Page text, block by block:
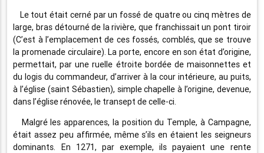
Le tout était cerné par un fossé de quatre ou cinq mètres de
large, bras détourné de la rivière, que franchissait un pont tiroir
(C’est à l’emplacement de ces fossés, comblés, que se trouve
la promenade circulaire). La porte, encore en son état d’origine,
permettait, par une ruelle étroite bordée de maisonnettes et
du logis du commandeur, d’arriver à la cour intérieure, au puits,
à l’église (saint Sébastien), simple chapelle à l’origine, devenue,
dans l’église rénovée, le transept de celle-ci.
Malgré les apparences, la position du Temple, à Campagne,
était assez peu affirmée, même s’ils en étaient les seigneurs
dominants. En 1271, par exemple, ils payaient une rente